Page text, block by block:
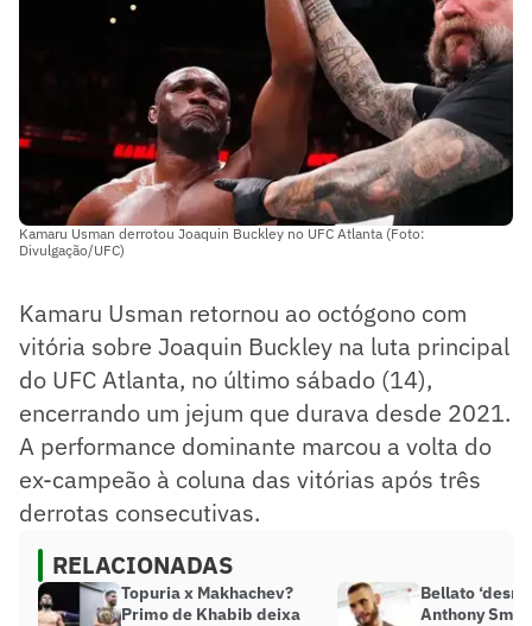
Kamaru Usman derrotou Joaquin Buckley no UFC Atlanta (Foto:
Divulgação/UFC)
Kamaru Usman retornou ao octógono com
vitória sobre Joaquin Buckley na luta principal
do UFC Atlanta, no último sábado (14),
encerrando um jejum que durava desde 2021.
A performance dominante marcou a volta do
ex-campeão à coluna das vitórias após três
derrotas consecutivas.
RELACIONADAS
Topuria x Makhachev?
Primo de Khabib deixa
Bellato
Anthony